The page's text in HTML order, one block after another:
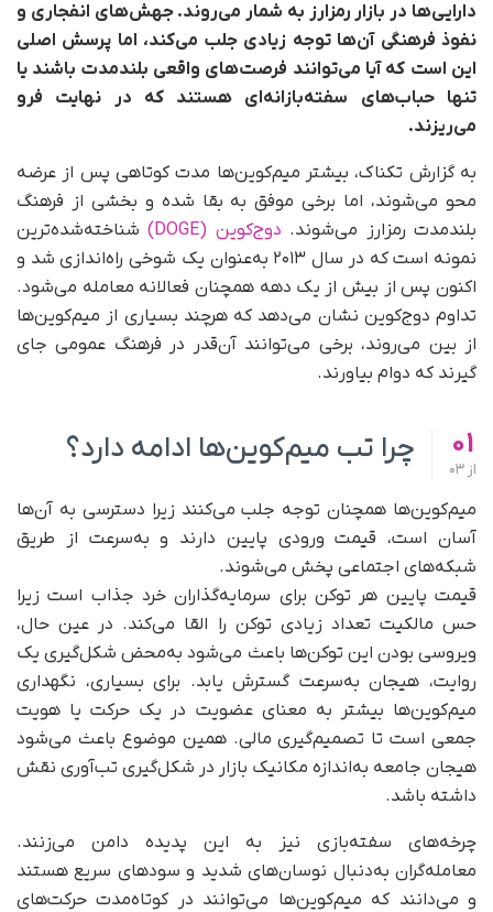
دارایی‌ها در بازار رمزارز به شمار می‌روند. جهش‌های انفجاری و
نفوذ فرهنگی آن‌ها توجه زیادی جلب می‌کند، اما پرسش اصلی
این است که آیا می‌توانند فرصت‌های واقعی بلندمدت باشند یا
تنها حباب‌های سفته‌بازانه‌ای هستند که در نهایت فرو
می‌ریزند.
به گزارش تکناک، بیشتر میم‌کوین‌ها مدت کوتاهی پس از عرضه
محو می‌شوند، اما برخی موفق به بقا شده و بخشی از فرهنگ
بلندمدت رمزارز می‌شوند. دوج‌کوین (DOGE)
شناخته‌شده‌ترین
نمونه است که در سال ۲۰۱۳ به‌عنوان یک شوخی راه‌اندازی شد و
اکنون پس از بیش از یک دهه همچنان فعالانه معامله می‌شود.
تداوم دوج‌کوین نشان می‌دهد که هرچند بسیاری از میم‌کوین‌ها
از بین می‌روند، برخی می‌توانند آن‌قدر در فرهنگ عمومی جای
گیرند که دوام بیاورند.
01
از
چرا تب میم‌کوین‌ها ادامه دارد؟
میم‌کوین‌ها همچنان توجه جلب می‌کنند زیرا دسترسی به آن‌ها
آسان است، قیمت ورودی پایین دارند و به‌سرعت از طریق
شبکه‌های اجتماعی پخش می‌شوند.
قیمت پایین هر توکن برای سرمایه‌گذاران خرد جذاب است زیرا
حس مالکیت تعداد زیادی توکن را القا می‌کند. در عین حال،
ویروسی بودن این توکن‌ها باعث می‌شود به‌محض شکل‌گیری یک
روایت، هیجان به‌سرعت گسترش یابد. برای بسیاری، نگهداری
میم‌کوین‌ها بیشتر به معنای عضویت در یک حرکت یا هویت
جمعی است تا تصمیم‌گیری مالی. همین موضوع باعث می‌شود
هیجان جامعه به‌اندازه مکانیک بازار در شکل‌گیری تب‌آوری نقش
داشته باشد.
چرخه‌های سفته‌بازی نیز به این پدیده دامن می‌زنند.
معامله‌گران به‌دنبال نوسان‌های شدید و سودهای سریع هستند
و می‌دانند که میم‌کوین‌ها می‌توانند در کوتاه‌مدت حرکت‌های